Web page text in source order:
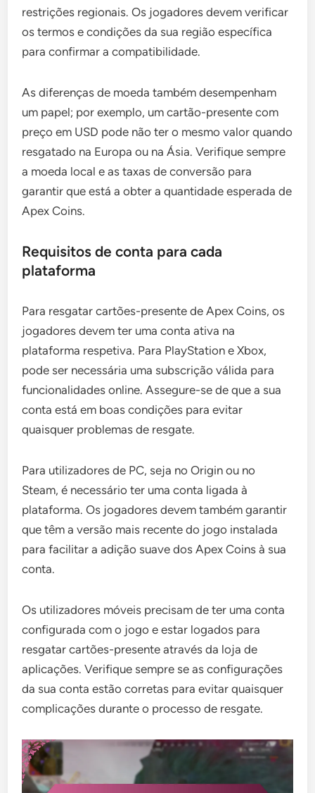
restrições regionais. Os jogadores devem verificar
os termos e condições da sua região específica
para confirmar a compatibilidade.
As diferenças de moeda também desempenham
um papel; por exemplo, um cartão-presente com
preço em USD pode não ter o mesmo valor quando
resgatado na Europa ou na Ásia. Verifique sempre
a moeda local e as taxas de conversão para
garantir que está a obter a quantidade esperada de
Apex Coins.
Requisitos de conta para cada
plataforma
Para resgatar cartões-presente de Apex Coins, os
jogadores devem ter uma conta ativa na
plataforma respetiva. Para PlayStation e Xbox,
pode ser necessária uma subscrição válida para
funcionalidades online. Assegure-se de que a sua
conta está em boas condições para evitar
quaisquer problemas de resgate.
Para utilizadores de PC, seja no Origin ou no
Steam, é necessário ter uma conta ligada à
plataforma. Os jogadores devem também garantir
que têm a versão mais recente do jogo instalada
para facilitar a adição suave dos Apex Coins à sua
conta.
Os utilizadores móveis precisam de ter uma conta
configurada com o jogo e estar logados para
resgatar cartões-presente através da loja de
aplicações. Verifique sempre se as configurações
da sua conta estão corretas para evitar quaisquer
complicações durante o processo de resgate.